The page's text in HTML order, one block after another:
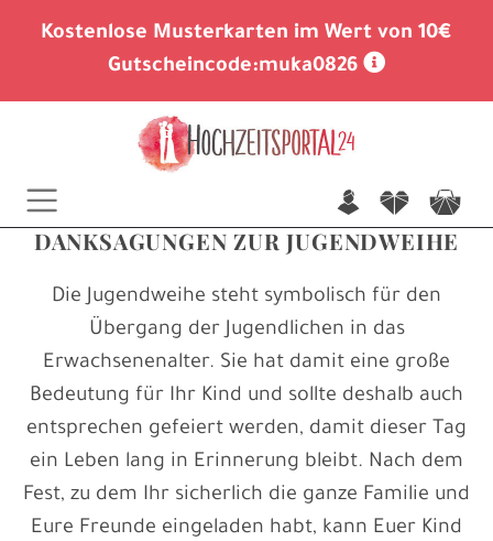
Kostenlose Musterkarten im Wert von 10€
Gutscheincode:muka0826
n f c
DANKSAGUNGEN ZUR JUGENDWEIHE
Die Jugendweihe steht symbolisch für den
Übergang der Jugendlichen in das
Erwachsenenalter. Sie hat damit eine große
Bedeutung für Ihr Kind und sollte deshalb auch
entsprechen gefeiert werden, damit dieser Tag
ein Leben lang in Erinnerung bleibt. Nach dem
Fest, zu dem Ihr sicherlich die ganze Familie und
Eure Freunde eingeladen habt, kann Euer Kind